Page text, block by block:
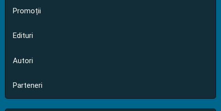
Promoții
Edituri
Autori
Parteneri